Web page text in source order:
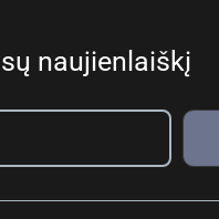
naujienlaiškį